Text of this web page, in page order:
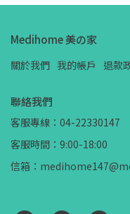
Medihome 美の家
關於我們 我的帳戶 退款
聯絡我們
客服專線：04-22330147
客服時間：9:00-18:00
信箱：